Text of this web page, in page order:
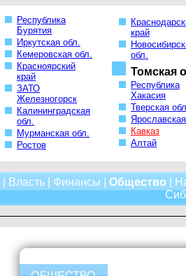
Республика
Бурятия
Иркутская обл.
Кемеровская обл.
Красноярский
край
ЗАТО
Железногорск
Калининградская
обл.
Мурманская обл.
Ростов
край
обл.
Томская
Республика
Хакасия
Тверская
Кавказ
Алтай
Власть| Финансы Общество